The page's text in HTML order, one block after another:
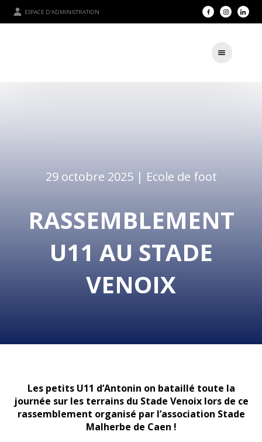
ESPACE D'ADMINISTRATION
29 octobre 2025 | Ecole de foot
RASSEMBLEMENT
U11 AU STADE
VENOIX
Les petits U11 d’Antonin on bataillé toute la
journée sur les terrains du Stade Venoix lors de ce
rassemblement organisé par l’association Stade
Malherbe de Caen !